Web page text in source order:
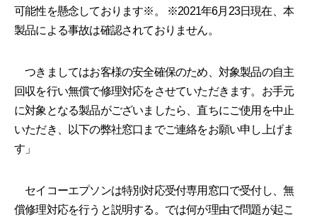
可能性を懸念しております※。 ※2021年6月23日現在、本
製品による事故は確認されておりません。
つきましてはお客様の安全確保のため、対象製品の自主
回収を行い無償で修理対応をさせていただきます。お手元
に対象となる製品がございましたら、直ちにご使用を中止
いただき、以下の弊社窓口までご連絡をお願い申し上げま
す」
セイコーエプソンは特別対応受付専用窓口で受付し、無
償修理対応を行うと説明する。では何が理由で問題が起こ